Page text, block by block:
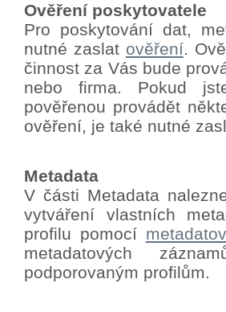
Ověření poskytovatele
Pro poskytování dat,
nutné zaslat ověření.
činnost za Vás bude
nebo firma. Pokud
pověřenou provádět
ověření, je také nutné
Metadata
V části Metadata
vytváření vlastních
profilu pomocí
metadatových
podporovaným profilům.